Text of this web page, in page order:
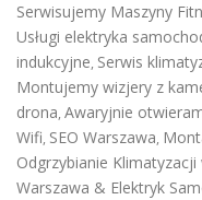
Serwisujemy Maszyny
Usługi elektryka
indukcyjne, Serwis
Montujemy wizjery z
drona, Awaryjnie
Wifi, SEO Warszawa,
Odgrzybianie
Warszawa & Elektryk